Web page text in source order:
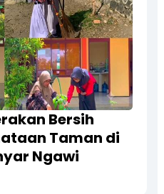
Bersih
Taman di
Ngawi